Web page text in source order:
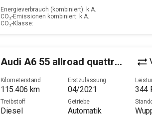
Energieverbrauch (kombiniert): k.A.
CO₂-Emissionen kombiniert: k.A.
CO₂-Klasse:
Audi A6 55 allroad quattro 3.0 TDI (EURO 6d)
Kilometerstand
115.406 km
Erstzulassung
04/2021 344
Treibstoff
Diesel
Getriebe
Automatik